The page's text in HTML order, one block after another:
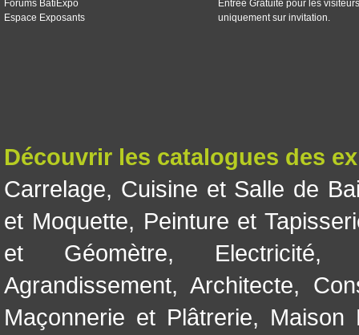
Forums BatiExpo
Espace Exposants
Entrée Gratuite pour les visiteurs
uniquement sur invitation.
Découvrir les catalogues des
Carrelage, Cuisine et Salle de
et Moquette, Peinture et
et Géomètre, Electricité
Agrandissement, Architecte,
Maçonnerie et Plâtrerie, Maison